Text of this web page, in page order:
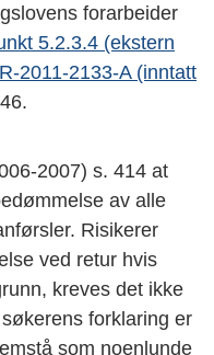
forarbeider
5.2.3.4 (ekstern
2011-2133-A (inntatt
2007) s. 414 at
av alle
Risikerer
ved retur hvis
kreves det ikke
forklaring er
som noenlunde